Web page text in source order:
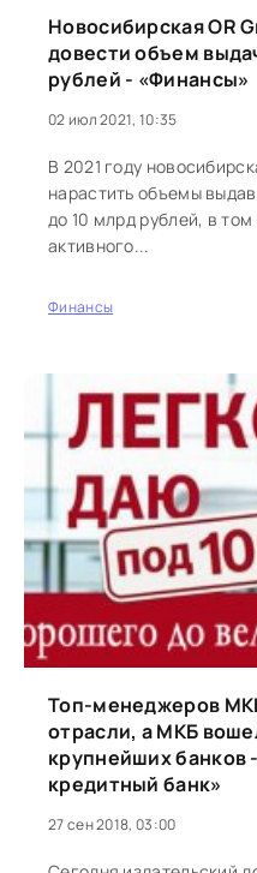
Новосибирская OR
довести объем
рублей - «Финансы»
02 июл 2021, 10:35
В 2021 году
нарастить объемы
до 10 млрд рублей, в
активного...
Финансы
Топ-менеджеров
отрасли, а МКБ
крупнейших банков
кредитный банк»
27 сен 2018, 03:00